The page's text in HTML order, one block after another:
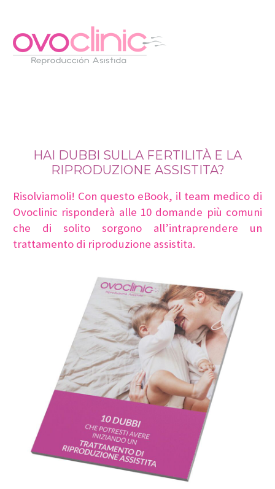
HAI DUBBI SULLA FERTILITÀ E LA
RIPRODUZIONE ASSISTITA?
Risolviamoli! Con questo eBook, il team medico di
Ovoclinic risponderà alle 10 domande più comuni
che di solito sorgono all’intraprendere un
trattamento di riproduzione assistita.